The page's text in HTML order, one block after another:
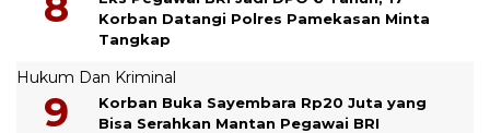
Korban Datangi Polres Pamekasan Minta
Tangkap
Hukum Dan Kriminal
Korban Buka Sayembara Rp20 Juta yang
Bisa Serahkan Mantan Pegawai BRI